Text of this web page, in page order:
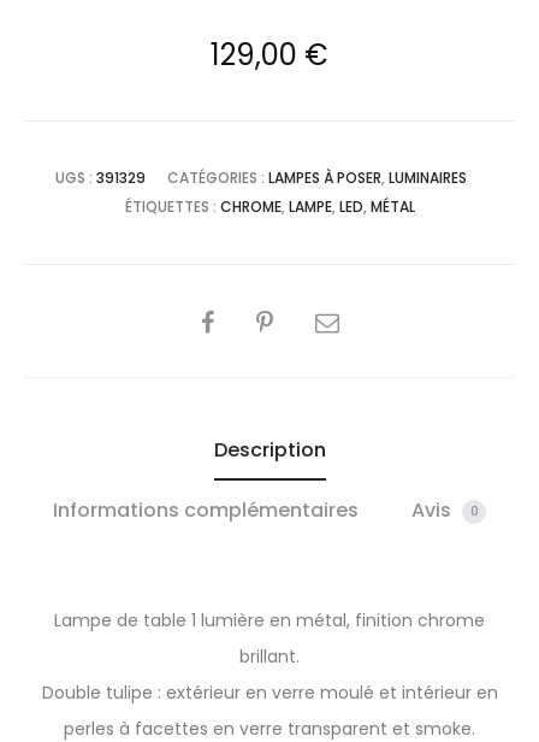
129,00 €
UGS : 391329 CATÉGORIES : LAMPES À POSER, LUMINAIRES
ÉTIQUETTES : CHROME, LAMPE, LED, MÉTAL
PARTAGER
Description
Informations complémentaires Avis 0
Lampe de table 1 lumière en métal, finition chrome
brillant.
Double tulipe : extérieur en verre moulé et intérieur en
perles à facettes en verre transparent et smoke.